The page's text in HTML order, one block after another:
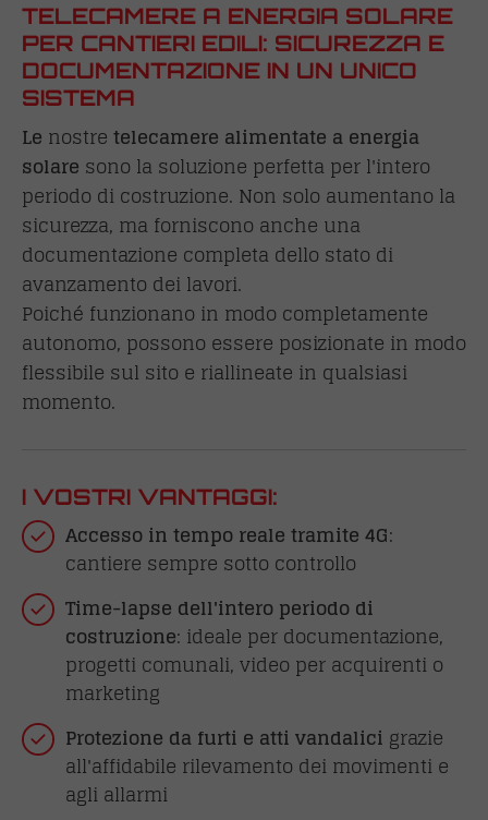
TELECAMERE A ENERGIA SOLARE
PER CANTIERI EDILI: SICUREZZA E
DOCUMENTAZIONE IN UN UNICO
SISTEMA
Le nostretelecamere alimentate a energia
solare sono la soluzione perfetta per l'intero
periodo di costruzione. Non solo aumentano la
sicurezza, ma forniscono anche una
documentazione completa dello stato di
avanzamento dei lavori.
Poiché funzionano in modo completamente
autonomo, possono essere posizionate in modo
flessibile sul sito e riallineate in qualsiasi
momento.
I VOSTRI VANTAGGI:
Accesso in tempo reale tramite 4G:
cantiere sempre sotto controllo
Time-lapse dell'intero periodo di
costruzione: ideale per documentazione,
progetti comunali, video per acquirenti o
marketing
Protezione da furti e atti vandalici grazie
all'affidabile rilevamento dei movimenti e
agli allarmi